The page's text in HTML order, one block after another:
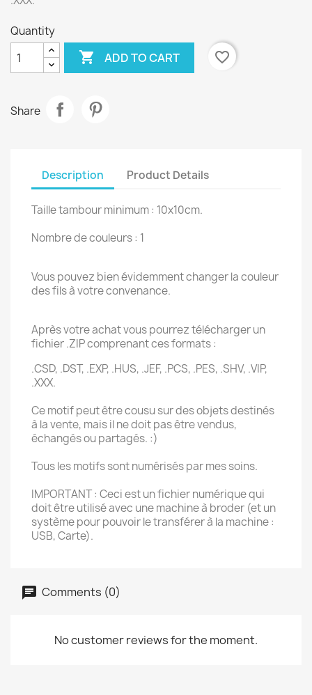
Quantity
 ADD TO CART favorite_border
Share
Description Product Details
Taille tambour minimum : 10x10cm.
Nombre de couleurs : 1
Vous pouvez bien évidemment changer la couleur
des fils à votre convenance.
Après votre achat vous pourrez télécharger un
fichier .ZIP comprenant ces formats :
.CSD, .DST, .EXP, .HUS, .JEF, .PCS, .PES, .SHV, .VIP,
.XXX.
Ce motif peut être cousu sur des objets destinés
à la vente, mais il ne doit pas être vendus,
échangés ou partagés. :)
Tous les motifs sont numérisés par mes soins.
IMPORTANT : Ceci est un fichier numérique qui
doit être utilisé avec une machine à broder (et un
système pour pouvoir le transférer à la machine :
USB, Carte).
Comments (0)
No customer reviews for the moment.